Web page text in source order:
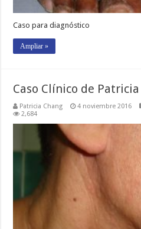
Caso para diagnóstico
Ampliar »
Caso Clínico de Patricia
Patricia Chang 4 noviembre 2016
2,684